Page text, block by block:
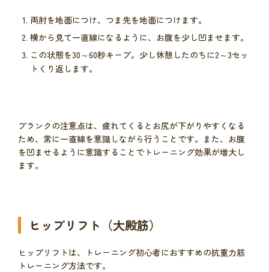
両肘を地面につけ、つま先を地面につけます。
横から見て一直線になるように、お腹を少し凹ませます。
この状態を30～60秒キープ。少し休憩したのちに2～3セッ
トくり返します。
プランクの注意点は、疲れてくるとお尻が下がりやすくなる
ため、常に一直線を意識しながら行うことです。また、お腹
を凹ませるように意識することでトレーニング効果が増大し
ます。
ヒップリフト（大殿筋）
ヒップリフトは、トレーニング初心者におすすめの抗重力筋
トレーニング方法です。